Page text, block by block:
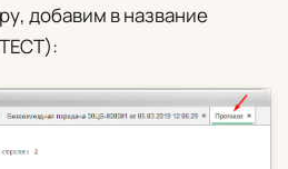
добавим в название